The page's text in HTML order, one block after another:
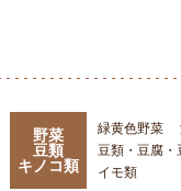
野菜
豆類
キノコ類
緑黄色野菜
豆類・豆腐・
イモ類